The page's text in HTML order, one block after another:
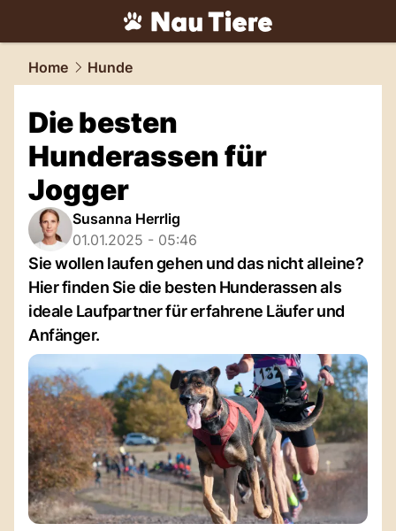
tiere.NAU.ch
Home Hunde
Die besten
Hunderassen für
Jogger
Susanna Herrlig
01.01.2025 - 05:46
Sie wollen laufen gehen und das nicht alleine?
Hier finden Sie die besten Hunderassen als
ideale Laufpartner für erfahrene Läufer und
Anfänger.